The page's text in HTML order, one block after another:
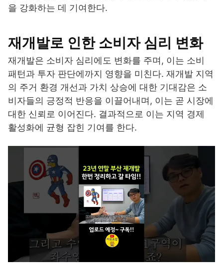
을 강화하는 데 기여한다.
재개발로 인한 소비자 심리 변화
재개발은 소비자 심리에도 변화를 주며, 이는 소비
패턴과 투자 판단에까지 영향을 미친다. 재개발 지역
의 주거 환경 개선과 가치 상승에 대한 기대감은 소
비자들의 긍정적 반응을 이끌어내며, 이는 곧 시장에
대한 신뢰로 이어진다. 결과적으로 이는 지역 경제
활성화에 균형 잡힌 기여를 한다.